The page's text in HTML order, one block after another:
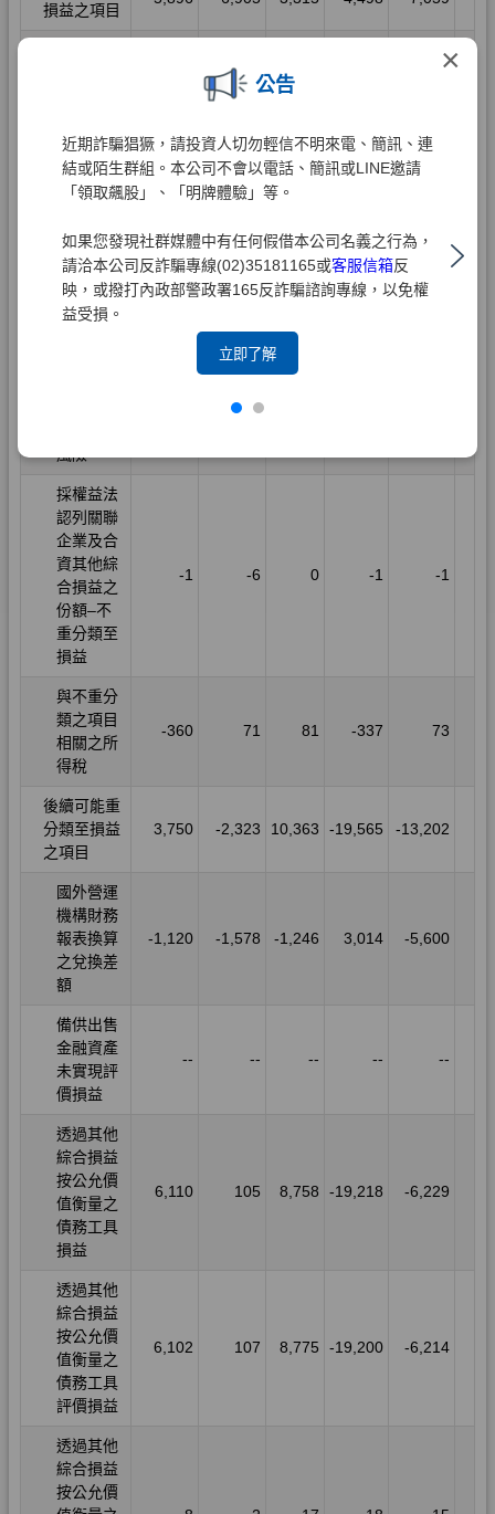
×
公告
近期詐騙猖獗，請投資人切勿輕信不明來電、簡訊、連
結或陌生群組。本公司不會以電話、簡訊或LINE邀請
「領取飆股」、「明牌體驗」等。
如果您發現社群媒體中有任何假借本公司名義之行為，
請洽本公司反詐騙專線(02)35181165或客服信箱反
映，或撥打內政部警政署165反詐騙諮詢專線，以免權
益受損。
立即了解